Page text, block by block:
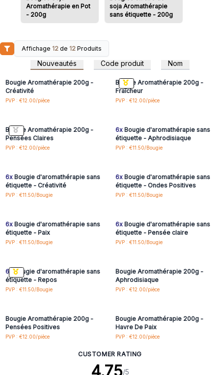
Aromathérapie en Pot
- 200g
soja Aromathérapie
sans étiquette - 200g
Affichage 12 de 12 Produits
Nouveautés Code produit Nom
Connectez-vous ou
inscrivez-vous pour
accéder aux prix de gros
Bougie Aromathérapie 200g -
Créativité
PVP : €12.00/pièce
inscrivez-vous pour
accéder aux prix de gros
Bougie Aromathérapie 200g -
Fraîcheur
PVP : €12.00/pièce
Connectez-vous ou
Bougie Aromathérapie 200g -
Pensées Claires
PVP : €12.00/pièce
Connectez-vous ou
6xBougie d'aromathérapie sans
étiquette - Aphrodisiaque
PVP : €11.50/Bougie
Connectez-vous ou
6xBougie d'aromathérapie sans
étiquette - Créativité
PVP : €11.50/Bougie
Connectez-vous ou
6xBougie d'aromathérapie sans
étiquette - Ondes Positives
PVP : €11.50/Bougie
Connectez-vous ou
6xBougie d'aromathérapie sans
étiquette - Paix
PVP : €11.50/Bougie
Connectez-vous ou
6xBougie d'aromathérapie sans
étiquette - Pensée claire
PVP : €11.50/Bougie
Connectez-vous ou
6x Bougie d'aromathérapie sans
étiquette - Repos
PVP : €11.50/Bougie
Connectez-vous ou
Bougie Aromathérapie 200g -
Aphrodisiaque
PVP : €12.00/pièce
Connectez-vous ou
Bougie Aromathérapie 200g -
Pensées Positives
PVP : €12.00/pièce
Connectez-vous ou
Bougie Aromathérapie 200g -
Havre De Paix
PVP : €12.00/pièce
CUSTOMER RATING
/5